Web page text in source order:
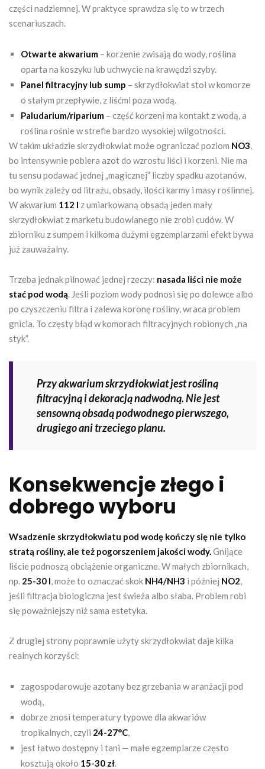
części nadziemnej. W praktyce sprawdza się to w trzech
scenariuszach.
Otwarte akwarium – korzenie zwisają do wody, roślina
oparta na koszyku lub uchwycie na krawędzi szyby.
Panel filtracyjny lub sump – skrzydłokwiat stoi w komorze
o stałym przepływie, z liśćmi poza wodą.
Paludarium/riparium – część korzeni ma kontakt z wodą, a
roślina rośnie w strefie bardzo wysokiej wilgotności.
W takim układzie skrzydłokwiat może ograniczać poziom NO3,
bo intensywnie pobiera azot do wzrostu liści i korzeni. Nie ma
tu sensu podawać jednej „magicznej” liczby spadku azotanów,
bo wynik zależy od litrażu, obsady, ilości karmy i masy roślinnej.
W akwarium 112 l z umiarkowaną obsadą jeden mały
skrzydłokwiat z marketu budowlanego nie zrobi cudów. W
zbiorniku z sumpem i kilkoma dużymi egzemplarzami efekt bywa
już zauważalny.
Trzeba jednak pilnować jednej rzeczy: nasada liści nie może
stać pod wodą. Jeśli poziom wody podnosi się po dolewce albo
po czyszczeniu filtra i zalewa koronę rośliny, wraca problem
gnicia. To częsty błąd w komorach filtracyjnych robionych „na
styk”.
Przy akwarium skrzydłokwiat jest rośliną
filtracyjną i dekoracją nadwodną. Nie jest
sensowną obsadą podwodnego pierwszego,
drugiego ani trzeciego planu.
Konsekwencje złego i
dobrego wyboru
Wsadzenie skrzydłokwiatu pod wodę kończy się nie tylko
stratą rośliny, ale też pogorszeniem jakości wody.Gnijące
liście podnoszą obciążenie organiczne. W małych zbiornikach,
np. 25-30 l, może to oznaczać skok NH4/NH3 i później NO2,
jeśli filtracja biologiczna jest świeża albo słaba. Problem robi
się poważniejszy niż sama estetyka.
Z drugiej strony poprawnie użyty skrzydłokwiat daje kilka
realnych korzyści:
zagospodarowuje azotany bez grzebania w aranżacji pod
wodą,
dobrze znosi temperatury typowe dla akwariów
tropikalnych, czyli 24-27°C,
jest łatwo dostępny i tani — małe egzemplarze często
kosztują około 15-30 zł.